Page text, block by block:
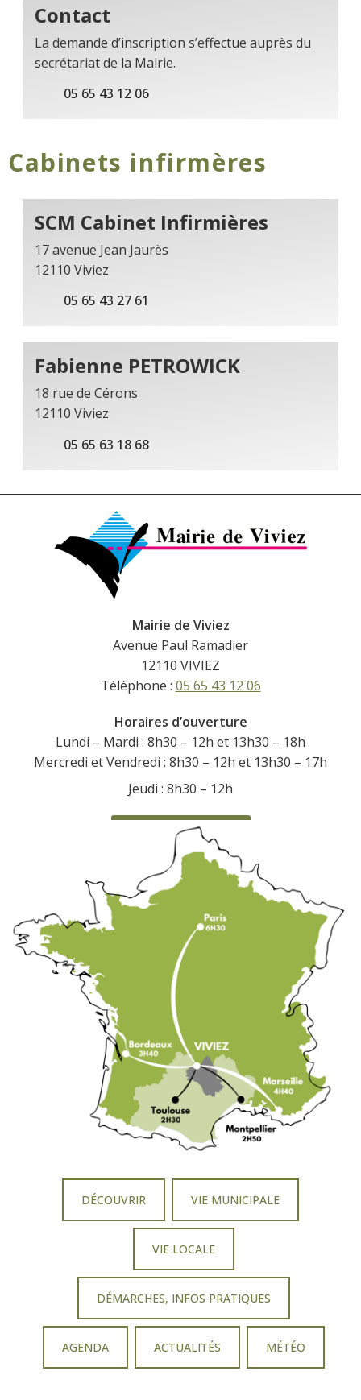
Contact
La demande d’inscription s’effectue auprès du
secrétariat de la Mairie.
05 65 43 12 06
Cabinets infirmères
SCM Cabinet Infirmières
17 avenue Jean Jaurès
12110 Viviez
05 65 43 27 61
Fabienne PETROWICK
18 rue de Cérons
12110 Viviez
05 65 63 18 68
Mairie de Viviez
Avenue Paul Ramadier
12110 VIVIEZ
Téléphone : 05 65 43 12 06
Horaires d’ouverture
Lundi – Mardi : 8h30 – 12h et 13h30 – 18h
Mercredi et Vendredi : 8h30 – 12h et 13h30 – 17h
Jeudi : 8h30 – 12h
CONTACTEZ-NOUS
DÉCOUVRIR VIE MUNICIPALE
VIE LOCALE
DÉMARCHES, INFOS PRATIQUES
AGENDA ACTUALITÉS MÉTÉO